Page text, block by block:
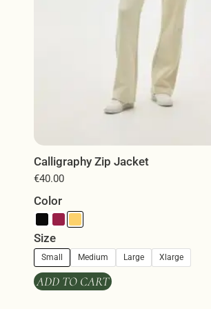
Calligraphy Zip Jacket
€40.00
Color
Size
Small Medium Large Xlarge
ADD TO CART
σελίδα
προϊόντος